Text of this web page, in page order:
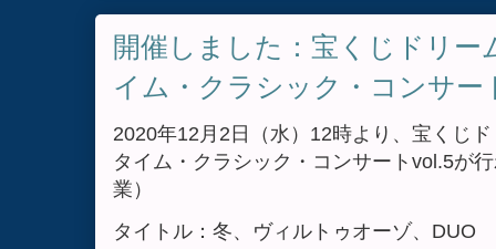
開催しました：宝くじドリー
イム・クラシック・コンサー
2020年12月2日（水）12時より、宝くじ
タイム・クラシック・コンサートvol.5が
業）
タイトル：冬、ヴィルトゥオーゾ、DUO